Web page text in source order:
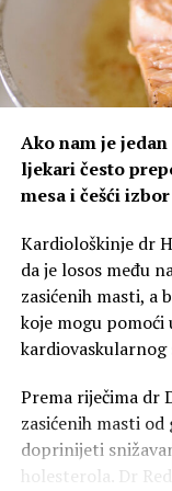
kao i kože, pa
postaje
Zbog toga se
iako je zapravo
promijenjene
infekcije poput
odgovorni virusi.
zato što sjedimo u
Prljavi filteri
Ipak, postoji još
ne izaziva bolesti,
filteri. Ako se ne
nakupljati prašina,
Ako nam je
ljekari često
mesa i češći
Kardiološkinje dr
da je losos među
zasićenih masti, a
koje mogu
kardiovaskularnog
Prema riječima dr
zasićenih masti
doprinijeti
holesterola. Dr